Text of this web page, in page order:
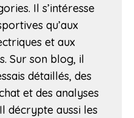
Il s’intéresse
qu’aux
et aux
Sur son blog, il
détaillés, des
et des analyses
décrypte aussi les